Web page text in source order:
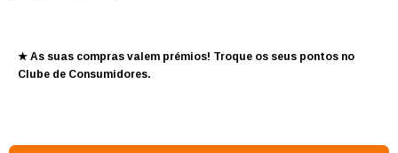
★ As suas compras valem prémios! Troque os seus pontos no
Clube de Consumidores.